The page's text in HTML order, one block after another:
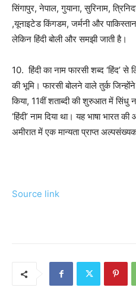
सिंगापुर, नेपाल, गुयाना, सुरिनाम,
,यूनाइटेड किंगडम, जर्मनी और
लेकिन हिंदी बोली और समझी जाती है।
10. हिंदी का नाम फारसी शब्द ‘हिंद’ से
की भूमि। फारसी बोलने वाले तुर्क
किया, 11वीं शताब्दी की शुरुआत में सिंधु
‘हिंदी’ नाम दिया था। यह भाषा भारत
अमीरात में एक मान्यता प्राप्त
Source link